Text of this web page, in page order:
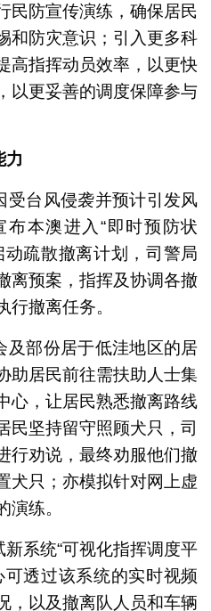
民防宣传演练，确保居民
和防灾意识；引入更多科
高指挥动员效率，以更快
以更妥善的调度保障参与
力
受台风侵袭并预计引发风
本澳进入“即时预防状
疏散撤离计划，司警局
离预案，指挥及协调各撤
行撤离任务。
及部份居于低洼地区的居
助居民前往需扶助人士集
心，让居民熟悉撤离路线
民坚持留守照顾犬只，司
行劝说，最终劝服他们撤
犬只；亦模拟针对网上虚
演练。
系统“可视化指挥调度平
可透过该系统的实时视频
，以及撤离队人员和车辆